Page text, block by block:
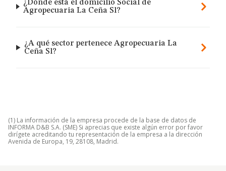
¿Dónde está el domicilio Social de
Agropecuaria La Ceña Sl?
¿A qué sector pertenece Agropecuaria La
Ceña Sl?
(1) La información de la empresa procede de la base de datos de
INFORMA D&B S.A. (SME) Si aprecias que existe algún error por favor
dirígete acreditando tu representación de la empresa a la dirección
Avenida de Europa, 19, 28108, Madrid.